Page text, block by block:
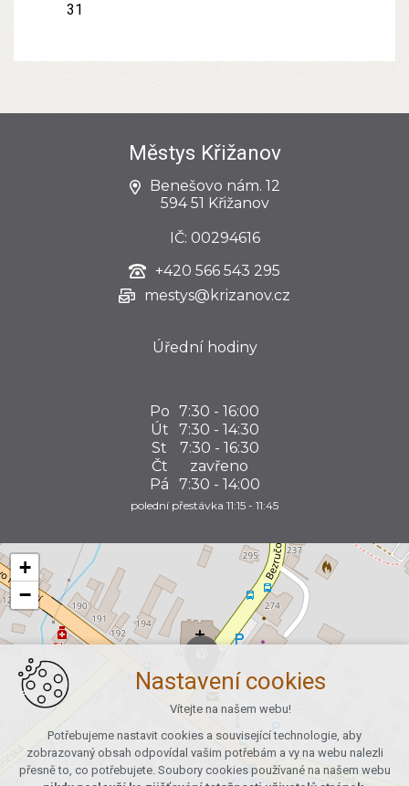
31
Městys Křižanov
Benešovo nám. 12
594 51 Křižanov
IČ: 00294616
+420 566 543 295
mestys@krizanov.cz
Úřední hodiny
Po 7:30 - 16:00
Út
7:30 - 14:30
St
7:30 - 16:30
Čt
zavřeno
Pá
7:30 - 14:00
polední přestávka 11:15 - 11:45
+
−
Nastavení cookies
Vítejte na našem webu!
Potřebujeme nastavit cookies a související technologie, aby
zobrazovaný obsah odpovídal vašim potřebám a vy na webu nalezli
přesně to, co potřebujete. Soubory cookies používané na našem webu